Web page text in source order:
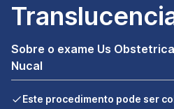
Sobre o exame Us
Nucal
Este procedimento pode ser